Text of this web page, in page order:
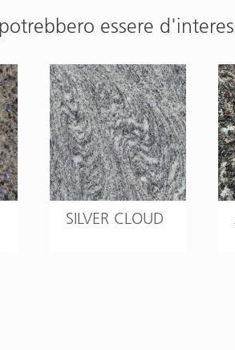
essere
SILVER CLOUD